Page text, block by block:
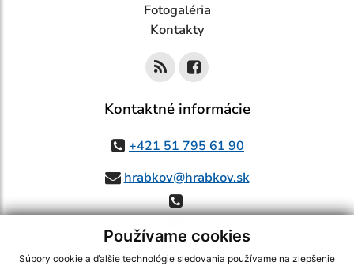
Používame cookies
Súbory cookie a ďalšie technológie sledovania používame na zlepšenie
Fotogaléria
Kontakty
Kontaktné informácie
+421 51 795 61 90
hrabkov@hrabkov.sk